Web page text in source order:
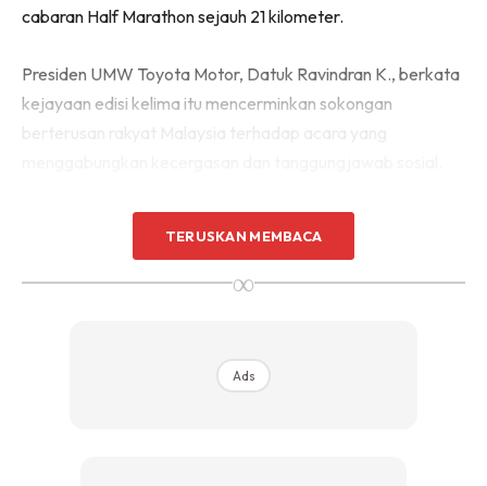
cabaran Half Marathon sejauh 21 kilometer.
Presiden UMW Toyota Motor, Datuk Ravindran K., berkata
kejayaan edisi kelima itu mencerminkan sokongan
TERUSKAN MEMBACA
∞
Ads